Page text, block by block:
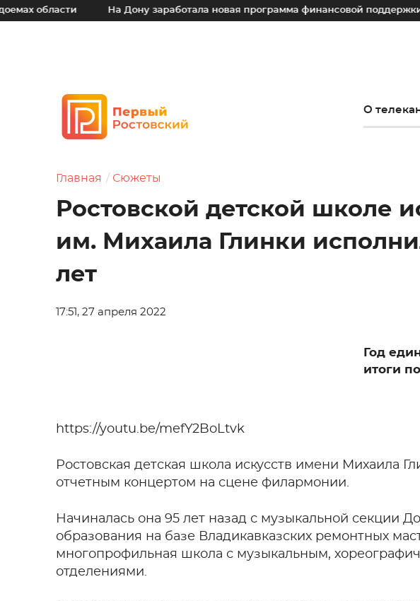
На Дону заработала новая программа финансовой поддержки для малых
О
Главная Сюжеты
Ростовской детской школе
им. Михаила Глинки
лет
17:51, 27 апреля 2022
Год
итоги
https://youtu.be/mefY2BoLtvk
Ростовская детская школа искусств имени Михаила
отчетным концертом на сцене филармонии.
Начиналась она 95 лет назад с музыкальной секции
образования на базе Владикавказских ремонтных
многопрофильная школа с музыкальным,
отделениями.